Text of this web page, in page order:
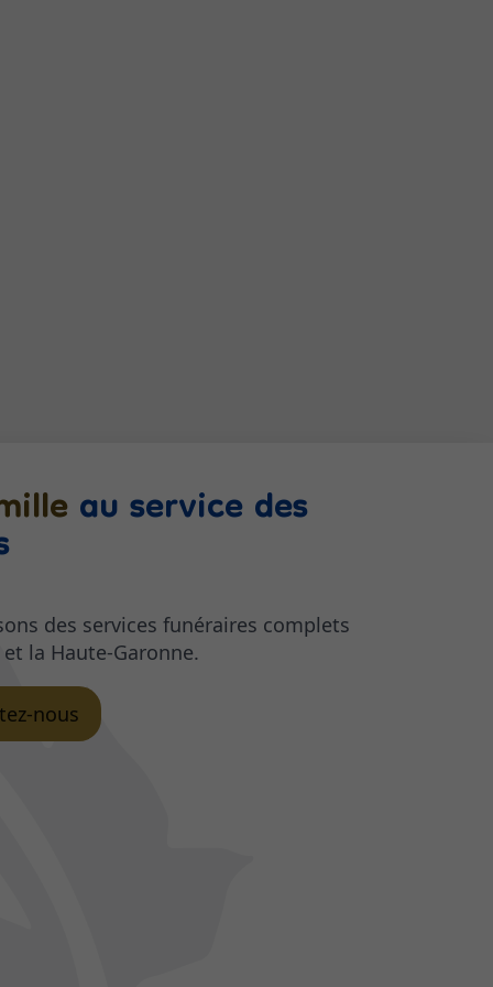
au service des
des services funéraires complets
la Haute-Garonne.
nous